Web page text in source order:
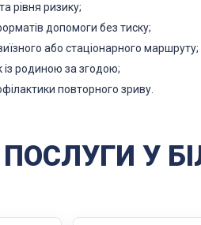
рівня ризику;
допомоги без тиску;
або стаціонарного маршруту;
із родиною за згодою;
повторного зриву.
У